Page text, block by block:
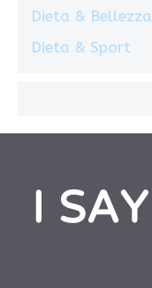
Dieta & Bellezza
Dieta & Sport